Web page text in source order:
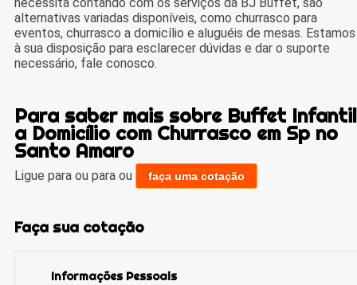
alternativas variadas disponíveis, como churrasco para
eventos, churrasco a domicílio e aluguéis de mesas. Estamos
à sua disposição para esclarecer dúvidas e dar o suporte
necessário, fale conosco.
Para saber mais sobre Buffet Infantil
a Domicílio com Churrasco em Sp no
Santo Amaro
Ligue para ou para ou faça uma cotação
Faça sua cotação
Informações Pessoais